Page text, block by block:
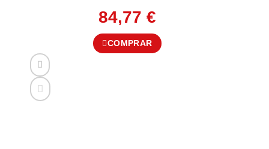
84,77 €
COMPRAR